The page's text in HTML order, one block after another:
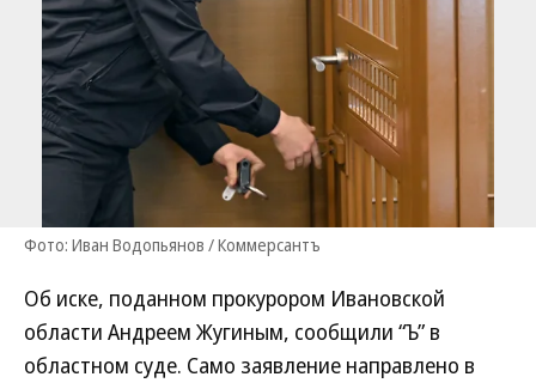
Фото: Иван Водопьянов / Коммерсантъ
Об иске, поданном прокурором Ивановской
области Андреем Жугиным, сообщили “Ъ” в
областном суде. Само заявление направлено в